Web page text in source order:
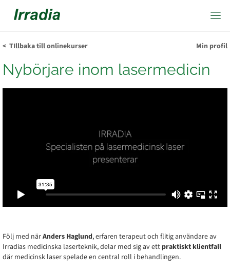
Min profil
< TIllbaka till onlinekurser
Nybörjare inom lasermedicin
Följ med närAnders Haglund, erfaren terapeut och flitig användare av
Irradias medicinska laserteknik, delar med sig av ett praktiskt klientfall
där medicinsk laser spelade en central roll i behandlingen.